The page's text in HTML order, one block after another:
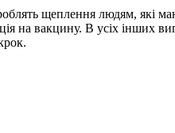
щеплення людям, які
на вакцину. В усіх